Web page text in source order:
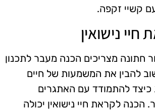
קשיי זקפה.
נישואין
חתונה מצריכים הכנה מעבר לתכנון
להבין את המשמעות של חיים
כיצד להתמודד עם האתגרים
הכנה לקראת חיי נישואין יכולה